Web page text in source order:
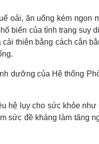
oải, ăn uống kém ngon
biến của tình trạng suy
thiện bằng cách cân
dưỡng của Hệ thống
hệ lụy cho sức khỏe như
sức đề kháng làm tăng